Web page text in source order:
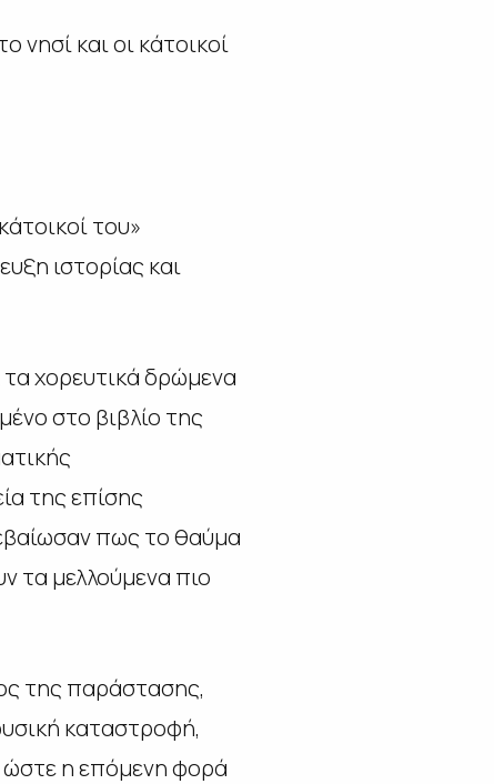
νησί και οι κάτοικοί
του»
ιστορίας και
τα χορευτικά δρώμενα
στο βιβλίο της
της επίσης
πως το θαύμα
τα μελλούμενα πιο
της παράστασης,
καταστροφή,
ώστε η επόμενη φορά